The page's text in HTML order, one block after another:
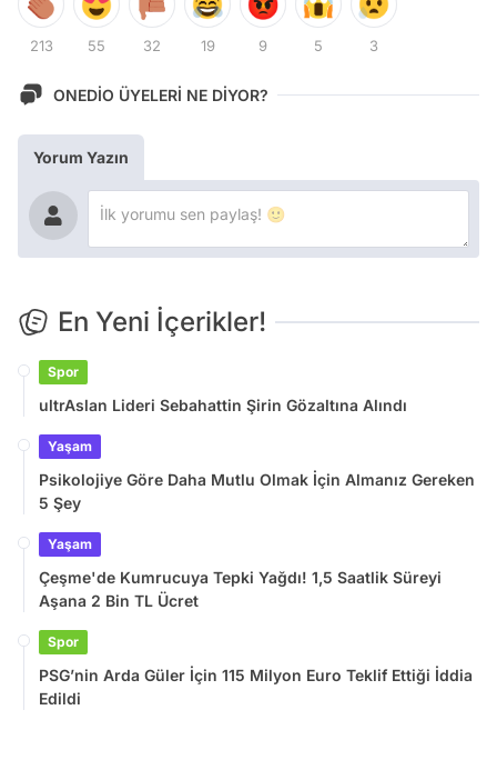
213 55 32 19 9 5 3
ONEDİO ÜYELERİ NE DİYOR?
Yorum Yazın
En Yeni İçerikler!
Spor
ultrAslan Lideri Sebahattin Şirin Gözaltına Alındı
Yaşam
Psikolojiye Göre Daha Mutlu Olmak İçin Almanız Gereken
5 Şey
Yaşam
Çeşme'de Kumrucuya Tepki Yağdı! 1,5 Saatlik Süreyi
Aşana 2 Bin TL Ücret
Spor
PSG’nin Arda Güler İçin 115 Milyon Euro Teklif Ettiği İddia
Edildi